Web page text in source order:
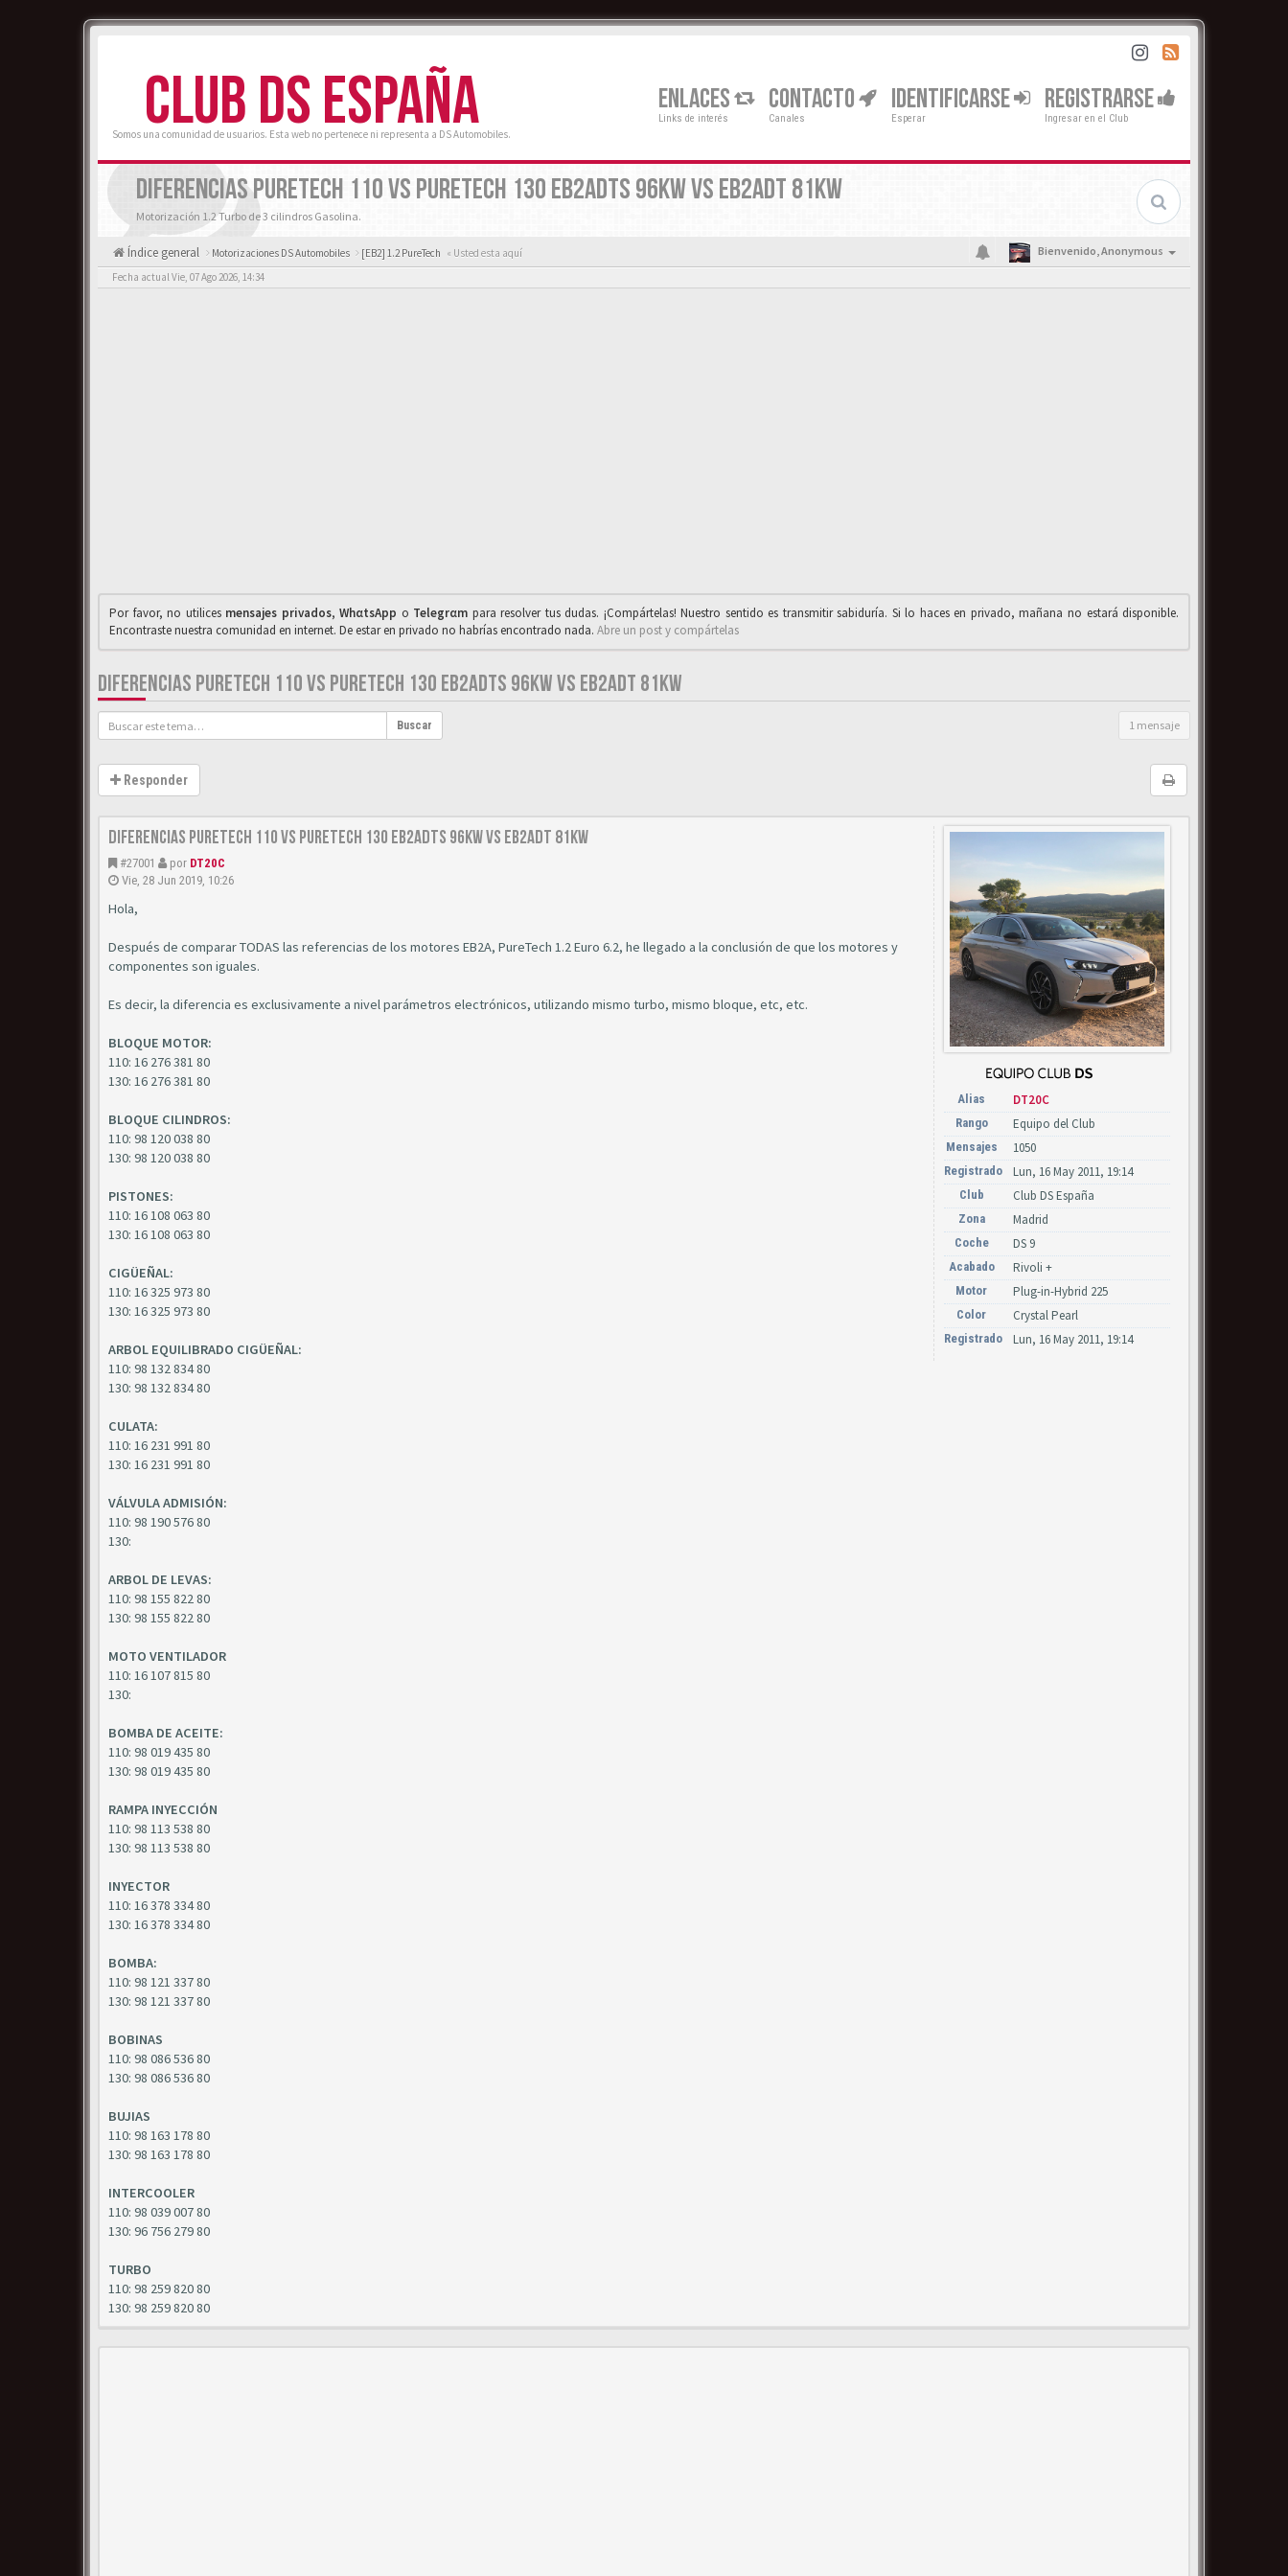
CLUB DS ESPAÑA
Somos una comunidad de usuarios. Esta web no pertenece ni representa a DS Automobiles.
ENLACES
Links de interés
CONTACTO
Canales
IDENTIFICARSE
Esperar
REGISTRARSE
Ingresar en el Club
DIFERENCIAS PURETECH 110 VS PURETECH 130 EB2ADTS 96KW VS EB2ADT 81KW
Motorización 1.2 Turbo de 3 cilindros Gasolina.
Índice general Motorizaciones DS Automobiles [EB2] 1.2 PureTech « Usted esta aquí Bienvenido,Anonymous
Fecha actual Vie, 07 Ago 2026, 14:34
Por favor, no utilices mensajes privados,WhαtsApp o Telegrαm para resolver tus dudas. ¡Compártelas! Nuestro sentido es transmitir sabiduría. Si lo haces en privado, mañana no estará disponible.
Encontraste nuestra comunidad en internet. De estar en privado no habrías encontrado nada. Abre un post y compártelas
DIFERENCIAS PURETECH 110 VS PURETECH 130 EB2ADTS 96KW VS EB2ADT 81KW
Buscar 1 mensaje
Responder
Diferencias PureTech 110 VS PureTech 130 EB2ADTS 96KW vs EB2ADT 81KW
#27001 por DT20C
Vie, 28 Jun 2019, 10:26
Hola,
Después de comparar TODAS las referencias de los motores EB2A, PureTech 1.2 Euro 6.2, he llegado a la conclusión de que los motores y
componentes son iguales.
Es decir, la diferencia es exclusivamente a nivel parámetros electrónicos, utilizando mismo turbo, mismo bloque, etc, etc.
BLOQUE MOTOR:
110: 16 276 381 80
130: 16 276 381 80
BLOQUE CILINDROS:
110: 98 120 038 80
130: 98 120 038 80
PISTONES:
110: 16 108 063 80
130: 16 108 063 80
CIGÜEÑAL:
110: 16 325 973 80
130: 16 325 973 80
ARBOL EQUILIBRADO CIGÜEÑAL:
110: 98 132 834 80
130: 98 132 834 80
CULATA:
110: 16 231 991 80
130: 16 231 991 80
VÁLVULA ADMISIÓN:
110: 98 190 576 80
130:
ARBOL DE LEVAS:
110: 98 155 822 80
130: 98 155 822 80
MOTO VENTILADOR
110: 16 107 815 80
130:
BOMBA DE ACEITE:
110: 98 019 435 80
130: 98 019 435 80
RAMPA INYECCIÓN
110: 98 113 538 80
130: 98 113 538 80
INYECTOR
110: 16 378 334 80
130: 16 378 334 80
BOMBA:
110: 98 121 337 80
130: 98 121 337 80
BOBINAS
110: 98 086 536 80
130: 98 086 536 80
BUJIAS
110: 98 163 178 80
130: 98 163 178 80
INTERCOOLER
110: 98 039 007 80
130: 96 756 279 80
TURBO
110: 98 259 820 80
130: 98 259 820 80
Alias DT20C
Rango Equipo del Club
Mensajes 1050
Registrado Lun, 16 May 2011, 19:14
Club Club DS España
Zona Madrid
Coche DS 9
Acabado Rivoli +
Motor Plug-in-Hybrid 225
Color Crystal Pearl
Registrado Lun, 16 May 2011, 19:14